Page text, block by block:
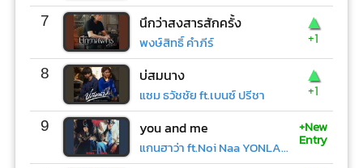
7 นึกว่าสงสารสักครั้ง
พงษ์สิทธิ์ คำภีร์
▲
+1
8 บ่สมนาง
แซม ธวัชชัย ft.เบนซ์ ปรีชา
▲
+1
9 you and me
แกนฮาว่า ft.Noi Naa YONLAPA
+New
Entry